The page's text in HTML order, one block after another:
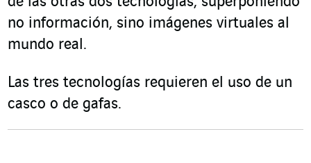
no información, sino imágenes virtuales al
mundo real.
Las tres tecnologías requieren el uso de un
casco o de gafas.